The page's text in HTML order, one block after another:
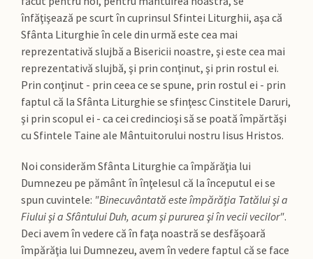
înfăţişează pe scurt în cuprinsul Sfintei Liturghii, aşa că
Sfânta Liturghie în cele din urmă este cea mai
reprezentativă slujbă a Bisericii noastre, şi este cea mai
reprezentativă slujbă, şi prin conţinut, şi prin rostul ei.
Prin conţinut - prin ceea ce se spune, prin rostul ei - prin
faptul că la Sfânta Liturghie se sfinţesc Cinstitele Daruri,
şi prin scopul ei - ca cei credincioşi să se poată împărtăşi
cu Sfintele Taine ale Mântuitorului nostru Iisus Hristos.
Noi considerăm Sfânta Liturghie ca împărăţia lui
Dumnezeu pe pământ în înţelesul că la începutul ei se
spun cuvintele: "Binecuvântată este împărăţia Tatălui şi a
Fiului şi a Sfântului Duh, acum şi pururea şi în vecii vecilor".
Deci avem în vedere că în faţa noastră se desfăşoară
împărăţia lui Dumnezeu, avem în vedere faptul că se face